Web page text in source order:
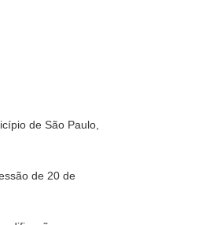
de São Paulo,
de 20 de